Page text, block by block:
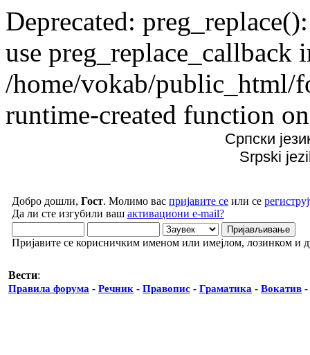
Deprecated:
use preg_replace_callback
/home/vokab/public_html/
runtime-created function
Српски
Srpski
Добро дошли, Гост. Молимо вас пријавите се или се
Да ли сте изгубили ваш активациони e-mail?
Пријавите се корисничким именом или имејлом, лозинком и
Вести:
Правила форума - Речник - Правопис - Граматика - Вокатив -